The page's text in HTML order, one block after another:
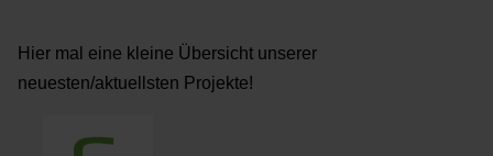
Hier mal eine kleine Übersicht unserer
neuesten/aktuellsten Projekte!